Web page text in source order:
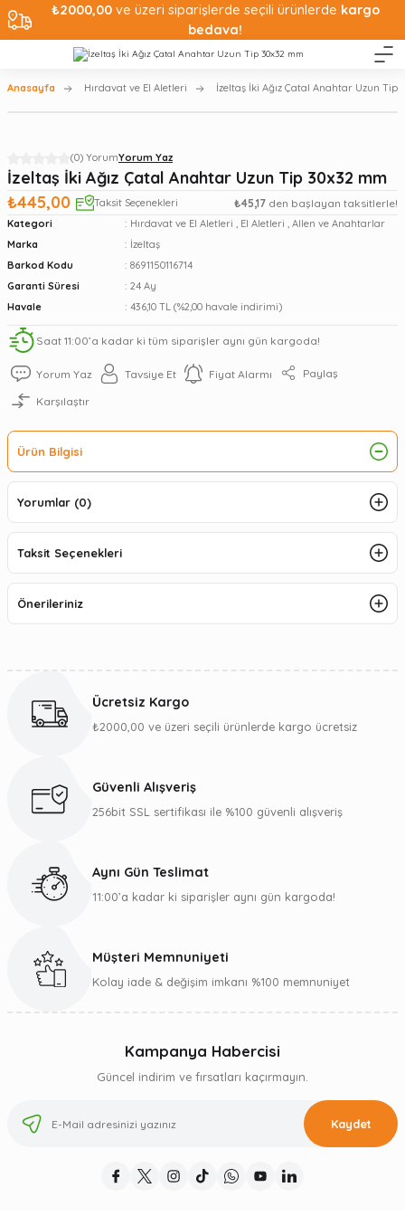
₺2000,00ve üzeri siparişlerde seçili ürünlerde kargo
bedava!
Anasayfa Hırdavat ve El Aletleri İzeltaş İki Ağız Çatal Anahtar Uzun Tip
(0) YorumYorum Yaz
İzeltaş İki Ağız Çatal Anahtar Uzun Tip 30x32 mm
₺445,00
Taksit Seçenekleri ₺45,17 den başlayan taksitlerle!
Kategori Hırdavat ve El Aletleri , El Aletleri , Allen ve Anahtarlar
Marka
İzeltaş
Barkod Kodu
8691150116714
Garanti Süresi
24 Ay
Havale
436,10 TL (%2,00 havale indirimi)
Saat 11:00’a kadar ki tüm siparişler aynı gün kargoda!
Yorum Yaz Tavsiye Et Fiyat Alarmı Paylaş
Karşılaştır
Ürün Bilgisi
Yorumlar (0)
Taksit Seçenekleri
Önerileriniz
Ücretsiz Kargo
₺2000,00 ve üzeri seçili ürünlerde kargo ücretsiz
Güvenli Alışveriş
256bit SSL sertifikası ile %100 güvenli alışveriş
Aynı Gün Teslimat
11:00’a kadar ki siparişler aynı gün kargoda!
Müşteri Memnuniyeti
Kolay iade & değişim imkanı %100 memnuniyet
Kampanya Habercisi
Güncel indirim ve fırsatları kaçırmayın.
Kaydet